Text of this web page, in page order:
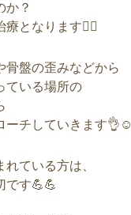
か？
となります🙆‍♀️
骨盤の歪みなどから
ている場所の
ーチしていきます👌☺️
ている方は、
です💪💪